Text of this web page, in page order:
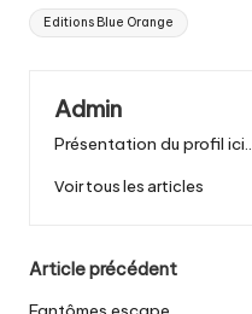
Tags:
Editions Blue Orange
Admin
Présentation du profil ici..
Voir tous les articles
Post
Article précédent